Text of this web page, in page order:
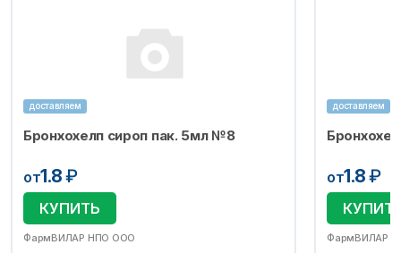
доставляем
Бронхохелп сироп пак. 5мл №8
от1.8₽
КУПИТЬ
ФармВИЛАР НПО ООО
доставляем
от1.8₽
ФармВИЛАР